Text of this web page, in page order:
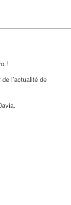
!
l’actualité de